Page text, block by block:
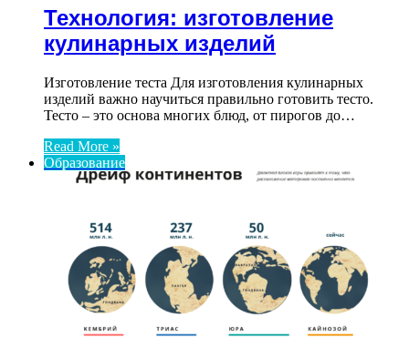
Технология: изготовление
кулинарных изделий
Изготовление теста Для изготовления кулинарных
изделий важно научиться правильно готовить тесто.
Тесто – это основа многих блюд, от пирогов до…
Read More »
Образование